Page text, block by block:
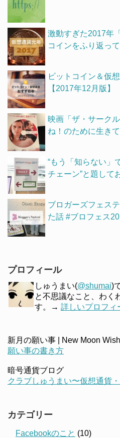
激動すぎた2017年
コインをふり返っ
ビットコイン＆仮
【2017年12月版】
映画「ザ・サーク
ね！のために生き
“もう「知らない」
チェーン”と題して
ブロガーズフェス
た話 #ブロフェス
プロフィール
しゅうまい(@shumai)
と不思議なこと、わく
す。→ 詳しいプロフィ
新月の願い事 | New Moon
願い事の書き方
暗号通貨ブログ
クラブしゅうまい〜仮想通貨
カテゴリー
Facebookのこと (10)